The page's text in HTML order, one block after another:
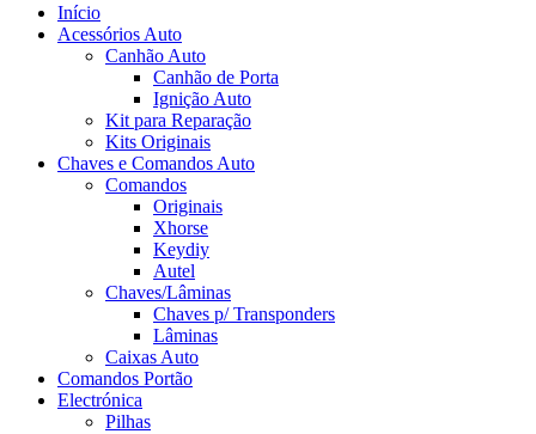
Início
Acessórios Auto
Canhão Auto
Canhão de Porta
Ignição Auto
Kit para Reparação
Kits Originais
Chaves e Comandos Auto
Comandos
Originais
Xhorse
Keydiy
Autel
Chaves/Lâminas
Chaves p/ Transponders
Lâminas
Caixas Auto
Comandos Portão
Electrónica
Pilhas